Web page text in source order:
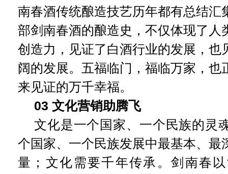
南春酒传统酿造技艺历年都有总结汇
部剑南春酒的酿造史，不仅体现了人
创造力，见证了白酒行业的发展，也
阔的发展。五福临门，福临万家，也
来见证的万千幸福。
03 文化营销助腾飞
文化是一个国家、一个民族的灵
个国家、一个民族发展中最基本、最
量；文化需要千年传承。剑南春